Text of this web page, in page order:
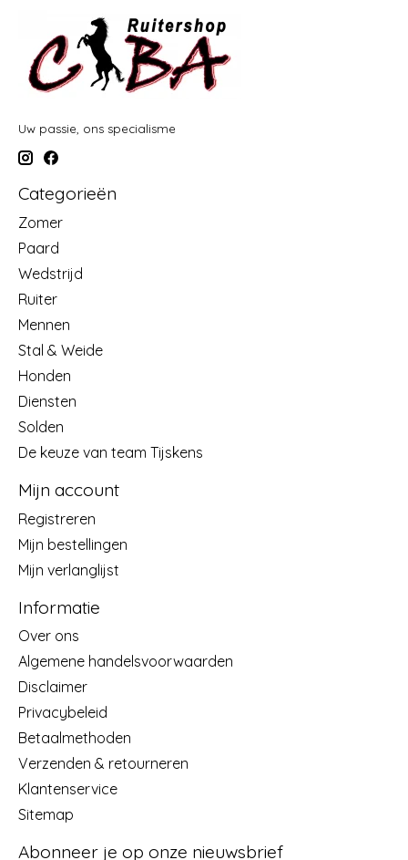
Uw passie, ons specialisme
Categorieën
Zomer
Paard
Wedstrijd
Ruiter
Mennen
Stal & Weide
Honden
Diensten
Solden
De keuze van team Tijskens
Mijn account
Registreren
Mijn bestellingen
Mijn verlanglijst
Informatie
Over ons
Algemene handelsvoorwaarden
Disclaimer
Privacybeleid
Betaalmethoden
Verzenden & retourneren
Klantenservice
Sitemap
Abonneer je op onze nieuwsbrief